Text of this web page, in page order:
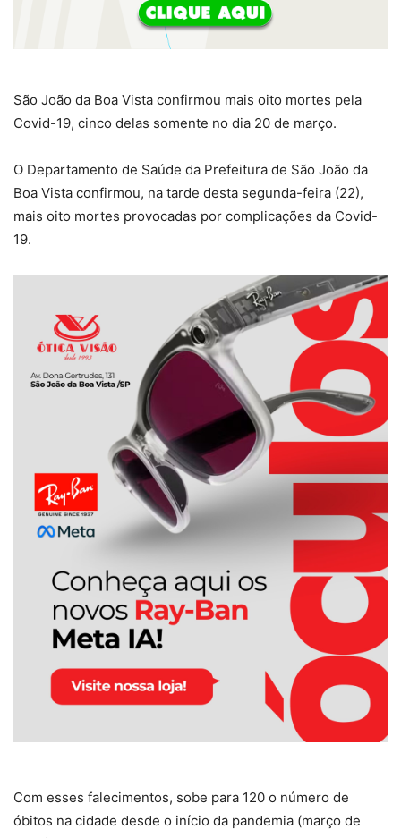
São João da Boa Vista confirmou mais oito mortes pela
Covid-19, cinco delas somente no dia 20 de março.
O Departamento de Saúde da Prefeitura de São João da
Boa Vista confirmou, na tarde desta segunda-feira (22),
mais oito mortes provocadas por complicações da Covid-
19.
Com esses falecimentos, sobe para 120 o número de
óbitos na cidade desde o início da pandemia (março de